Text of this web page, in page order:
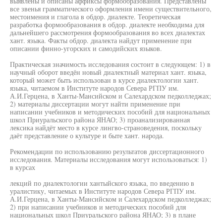
все звенья грамматического оформления имени существительного,
местоимения и глагола в обдор. диалекте. Теоретическая
разработка формообразования в обдор. диалекте необходима для
дальнейшего рассмотрения формообразования во всех диалектах
хант. языка. Факты обдор. диалекта найдут применение при
описании финно-угорских и самодийских языков.
Практическая значимость исследования состоит в следующем: 1) в
научный оборот введён новый диалектный материал хант. языка,
который может быть использован в курсе диалектологии хант.
языка, читаемом в Институте народов Севера РГПУ им.
А.И.Герцена, в Ханты-Мансийском и Салехардском педколледжах;
2) материалы диссертации могут найти применение при
написании учебников и методических пособий для национальных
школ Приуральского района ЯНАО; 3) проанализированная
лексика найдёт место в курсе лингво-страноведения, поскольку
даёт представление о культуре и быте хант. народа.
Рекомендации по использованию результатов диссертационного
исследования. Материалы исследования могут использоваться: 1)
в курсах
лекций по диалектологии хантыйского языка, по введению в
уралистику, читаемых в Институте народов Севера РГПУ им.
А.И.Герцена, в Ханты-Мансийском и Салехардском педколледжах;
2) при написании учебников и методических пособий для
национальных школ Приуральского района ЯНАО; 3) в плане